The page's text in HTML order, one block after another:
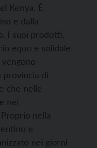
Kenya. È
e dalla
I suoi prodotti,
equo e solidale
di
che nelle
nei
nella
e
nei giorni